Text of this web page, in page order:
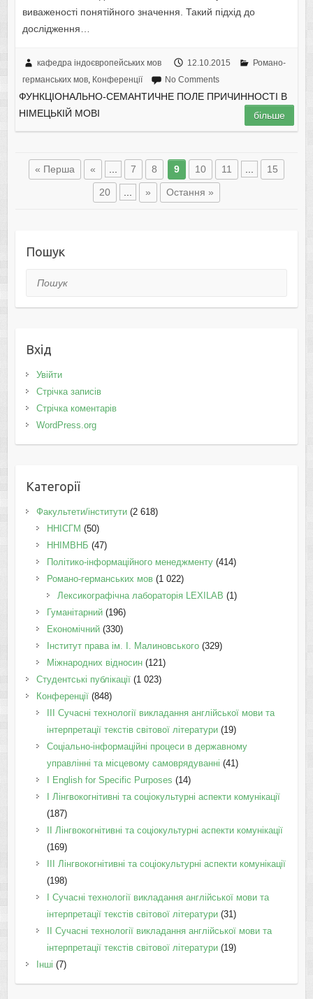
виваженості понятійного значення. Такий підхід до
дослідження…
кафедра індоєвропейських мов 12.10.2015
Романо-
германських мов, Конференції No Comments
ФУНКЦІОНАЛЬНО-СЕМАНТИЧНЕ ПОЛЕ ПРИЧИННОСТІ В
НІМЕЦЬКІЙ МОВІ
більше
« Перша « 7 8 9 10 11 15
20 » Остання »
Пошук
Пошук
Вхід
Увійти
Стрічка записів
Стрічка коментарів
WordPress.org
Категорії
Факультети/інститути(2 618)
ННІСГМ (50)
ННІМВНБ (47)
Політико-інформаційного менеджменту(414)
Романо-германських мов(1 022)
Лексикографічна лабораторія LEXILAB (1)
Гуманітарний(196)
Економічний(330)
Інститут права ім. І. Малиновського(329)
Міжнародних відносин(121)
Студентські публікації(1 023)
Конференції(848)
III Сучасні технології викладання англійської мови та
інтерпретації текстів світової літератури(19)
Соціально-інформаційні процеси в державному
управлінні та місцевому самоврядуванні (41)
І English for Specific Purposes (14)
I Лінгвокогнітивні та соціокультурні аспекти комунікації
(187)
IІ Лінгвокогнітивні та соціокультурні аспекти комунікації
(169)
IІI Лінгвокогнітивні та соціокультурні аспекти комунікації
(198)
I Cучасні технології викладання англійської мови та
інтерпретації текстів світової літератури(31)
II Cучасні технології викладання англійської мови та
інтерпретації текстів світової літератури(19)
Інші (7)